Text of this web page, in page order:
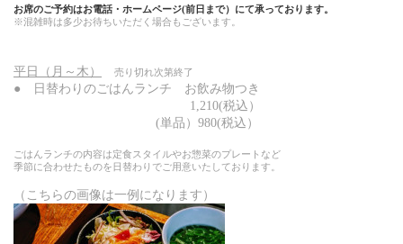
お席のご予約はお電話・ホームページ(前日まで）にて承っております。
※混雑時は多少お待ちいただく場合もございます。
平日（月～木） 売り切れ次第終了
● 日替わりのごはんランチ お飲み物つき
1,210(税込）
(単品）980(税込）
ごはんランチの内容は定食スタイルやお惣菜のプレートなど
季節に合わせたものを 日替わりでご用意いたしております。
（こちらの画像は一例になります）